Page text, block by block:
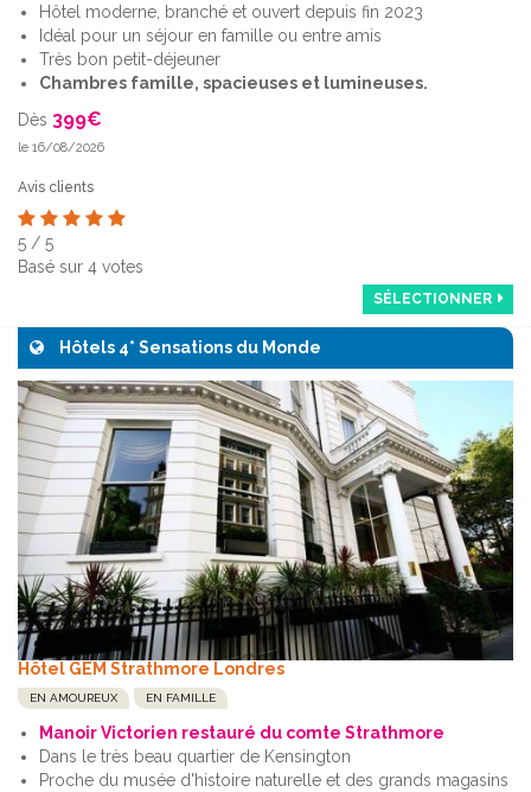
Hôtel moderne, branché et ouvert depuis fin 2023
Idéal pour un séjour en famille ou entre amis
Très bon petit-déjeuner
Chambres famille, spacieuses et lumineuses.
Dès 399€
le 16/08/2026
Avis clients
5 / 5
Basé sur 4 votes
SÉLECTIONNER
Hôtels 4* Sensations du Monde
Hôtel GEM Strathmore Londres
EN AMOUREUX EN FAMILLE
Manoir Victorien restauré du comte Strathmore
Dans le très beau quartier de Kensington
Proche du musée d'histoire naturelle et des grands magasins